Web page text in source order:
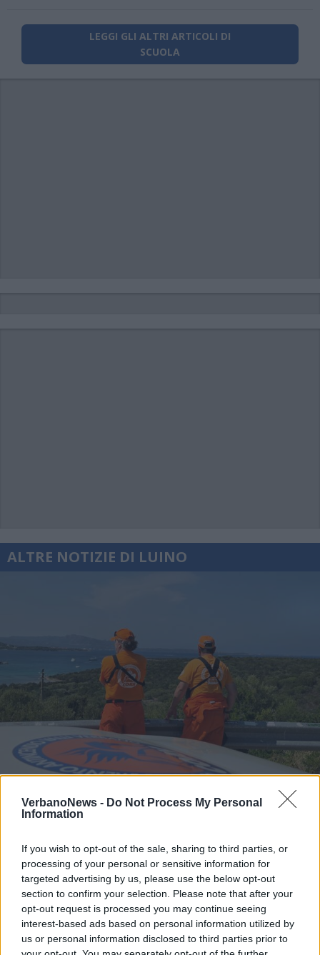
VerbanoNews - Do Not Process My Personal
Information
If you wish to opt-out of the sale, sharing to third parties, or
processing of your personal or sensitive information for
targeted advertising by us, please use the below opt-out
section to confirm your selection. Please note that after your
opt-out request is processed you may continue seeing
interest-based ads based on personal information utilized by
us or personal information disclosed to third parties prior to
LEGGI GLI ALTRI ARTICOLI DI
SCUOLA
ALTRE NOTIZIE DI LUINO
LUINO
Verbano in Sardegna per la
campagna antincendio boschivo
2026